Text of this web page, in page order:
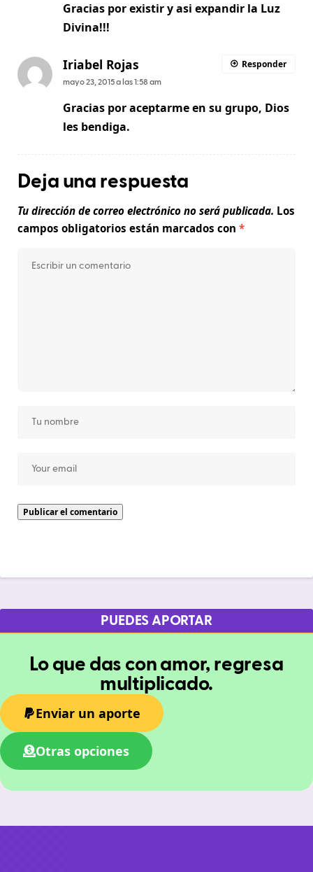
Gracias por existir y asi expandir la Luz
Divina!!!
Iriabel Rojas
mayo 23, 2015 a las 1:58 am
Gracias por aceptarme en su grupo, Dios
les bendiga.
Responder
Deja una respuesta
Tu dirección de correo electrónico no será publicada. Los
campos obligatorios están marcados con *
PUEDES APORTAR
Lo que das con amor, regresa
multiplicado.
Enviar un aporte
Otras opciones